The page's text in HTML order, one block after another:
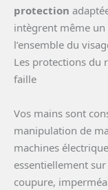
protection
intègrent même
l’ensemble du
Les protections du
faille
Vos mains sont
manipulation de
machines
essentiellement
coupure,